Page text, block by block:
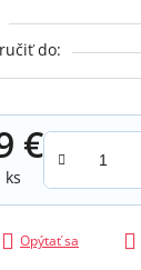
do:
€
ks
Opýtať sa